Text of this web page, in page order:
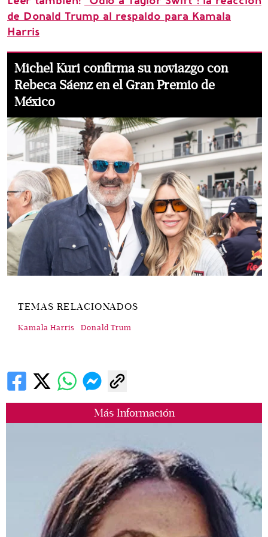
Más Información
de Donald Trump al respaldo para Kamala
Harris
Michel Kuri confirma su noviazgo con
Rebeca Sáenz en el Gran Premio de
México
TEMAS RELACIONADOS
Kamala Harris Donald Trum